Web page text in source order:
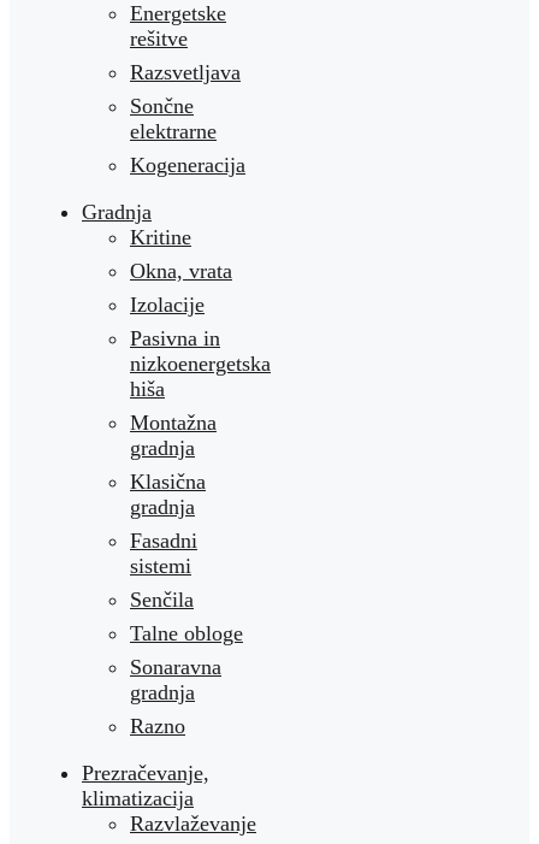
Energetske
rešitve
Razsvetljava
Sončne
elektrarne
Kogeneracija
Gradnja
Kritine
Okna, vrata
Izolacije
Pasivna in
nizkoenergetska
hiša
Montažna
gradnja
Klasična
gradnja
Fasadni
sistemi
Senčila
Talne obloge
Sonaravna
gradnja
Razno
Prezračevanje,
klimatizacija
Razvlaževanje